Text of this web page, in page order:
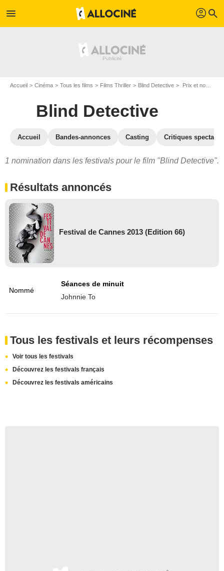
menu profil search
Accueil Cinéma Tous les films Films Thriller Blind Detective Prix et nominations pour Blind Detective
Blind Detective
Accueil Bandes-annonces Casting Critiques
1 nomination dans les festivals pour le film "Blind Detective".
Résultats annoncés
Festival de Cannes 2013 (Edition 66)
Nommé
Séances de minuit
Johnnie To
Tous les festivals et leurs récompenses
Voir tous les festivals
Découvrez les festivals français
Découvrez les festivals américains